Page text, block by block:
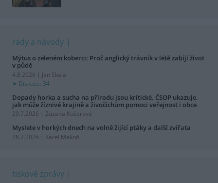
rady a návody
Mýtus o zeleném koberci: Proč anglický trávník v létě zabíjí život
v půdě
4.8.2026 | Jan Skala
Diskuse: 34
Dopady horka a sucha na přírodu jsou kritické. ČSOP ukazuje,
jak může žíznivé krajině a živočichům pomoci veřejnost i obce
29.7.2026 | Zuzana Kučerová
Myslete v horkých dnech na volně žijící ptáky a další zvířata
28.7.2026 | Karel Makoň
tiskové zprávy